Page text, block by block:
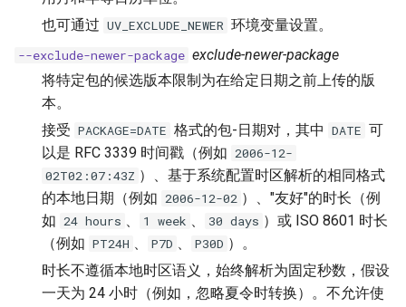
也可通过 UV_EXCLUDE_NEWER 环境变量设置。
--exclude-newer-package exclude-newer-package
将特定包的候选版本限制为在给定日期之前上传的版
本。
接受 PACKAGE=DATE 格式的包-日期对，其中 DATE 可
以是 RFC 3339 时间戳（例如 2006-12-
02T02:07:43Z ）、基于系统配置时区解析的相同格式
的本地日期（例如 2006-12-02 ）、"友好"的时长（例
如 24 hours 、 1 week 、 30 days ）或 ISO 8601 时长
（例如 PT24H 、 P7D 、 P30D ）。
时长不遵循本地时区语义，始终解析为固定秒数，假设
一天为 24 小时（例如，忽略夏令时转换）。不允许使